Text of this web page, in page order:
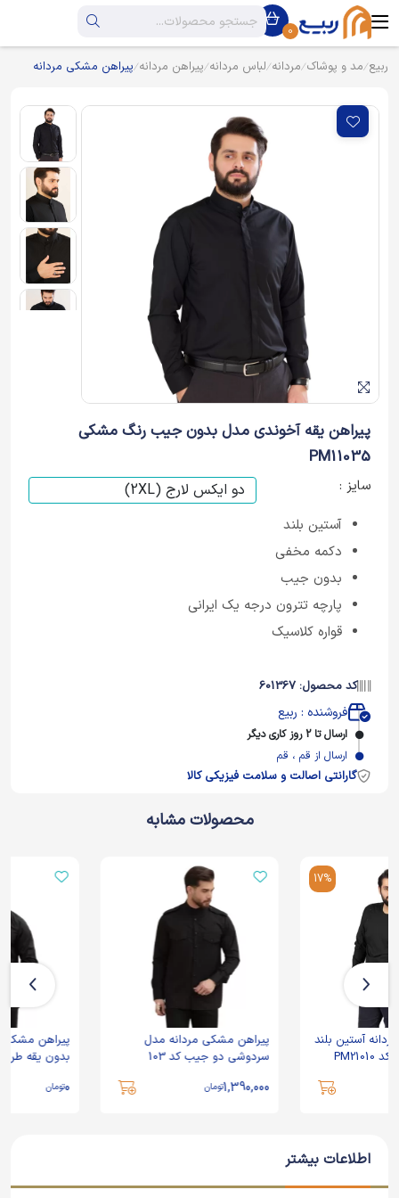
0
ربیع مد و پوشاک مردانه لباس مردانه پیراهن مردانه پیراهن مشکی مردانه
پیراهن یقه آخوندی مدل بدون جیب رنگ مشکی
PM11035
سایز :
آستین بلند
دکمه مخفی
بدون جیب
پارچه تترون درجه یک ایرانی
قواره کلاسیک
کد محصول: 601367
فروشنده : ربیع
ارسال تا 2 روز کاری دیگر
ارسال از قم ، قم
گارانتی اصالت و سلامت فیزیکی کالا
محصولات مشابه
پیراهن مشکی مردانه مدل
سردوشی دو جیب کد 103
1,390,000تومان
پیراهن مشکی مردانه آستین بلند
بدون یقه طرح دکمه مخفی کد 117
اطلاعات بیشتر